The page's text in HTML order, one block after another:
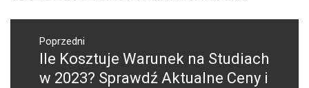
Nawigacja
wpisuPoprzedni
Poprzedni
wpis:
Ile Kosztuje Warunek na Studiach
w 2023? Sprawdź Aktualne Ceny i